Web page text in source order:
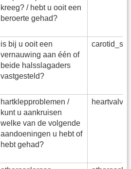
kreeg? / hebt u ooit een
beroerte gehad?
is bij u ooit een
vernauwing aan één of
beide halsslagaders
vastgesteld?
hartklepproblemen /
kunt u aankruisen
welke van de volgende
aandoeningen u hebt of
hebt gehad?